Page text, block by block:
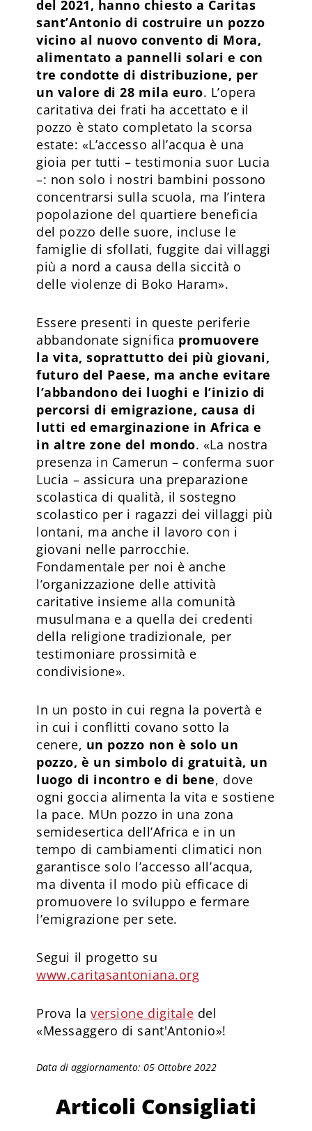
del 2021, hanno chiesto a Caritas
sant’Antonio di costruire un pozzo
vicino al nuovo convento di Mora,
alimentato a pannelli solari e con
tre condotte di distribuzione, per
un valore di 28 mila euro. L’opera
caritativa dei frati ha accettato e il
pozzo è stato completato la scorsa
estate: «L’accesso all’acqua è una
gioia per tutti – testimonia suor Lucia
–: non solo i nostri bambini possono
concentrarsi sulla scuola, ma l’intera
popolazione del quartiere beneficia
del pozzo delle suore, incluse le
famiglie di sfollati, fuggite dai villaggi
più a nord a causa della siccità o
delle violenze di Boko Haram».
Essere presenti in queste periferie
abbandonate significa promuovere
la vita, soprattutto dei più giovani,
futuro del Paese, ma anche evitare
l’abbandono dei luoghi e l’inizio di
percorsi di emigrazione, causa di
lutti ed emarginazione in Africa e
in altre zone del mondo. «La nostra
presenza in Camerun – conferma suor
Lucia – assicura una preparazione
scolastica di qualità, il sostegno
scolastico per i ragazzi dei villaggi più
lontani, ma anche il lavoro con i
giovani nelle parrocchie.
Fondamentale per noi è anche
l’organizzazione delle attività
caritative insieme alla comunità
musulmana e a quella dei credenti
della religione tradizionale, per
testimoniare prossimità e
condivisione».
In un posto in cui regna la povertà e
in cui i conflitti covano sotto la
cenere, un pozzo non è solo un
pozzo, è un simbolo di gratuità, un
luogo di incontro e di bene, dove
ogni goccia alimenta la vita e sostiene
la pace. MUn pozzo in una zona
semidesertica dell’Africa e in un
tempo di cambiamenti climatici non
garantisce solo l’accesso all’acqua,
ma diventa il modo più efficace di
promuovere lo sviluppo e fermare
l’emigrazione per sete.
Segui il progetto su
www.caritasantoniana.org
Prova laversione digitale del
«Messaggero di sant'Antonio»!
Data di aggiornamento: 05 Ottobre 2022
Articoli Consigliati